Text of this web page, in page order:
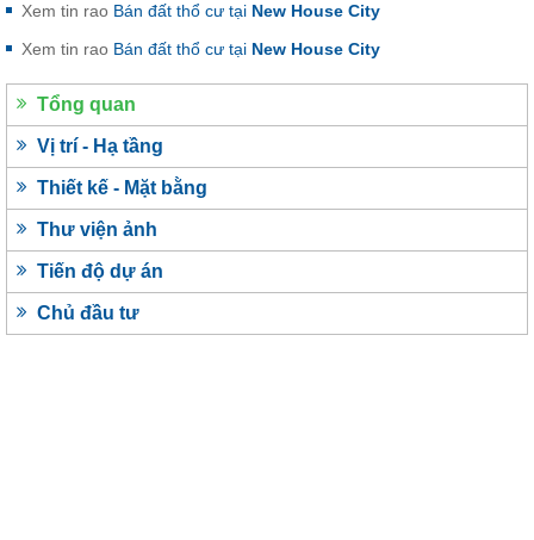
Xem tin rao Bán đất thổ cư tại New House City
Xem tin rao Bán đất thổ cư tại New House City
Tổng quan
Vị trí - Hạ tầng
Thiết kế - Mặt bằng
Thư viện ảnh
Tiến độ dự án
Chủ đầu tư